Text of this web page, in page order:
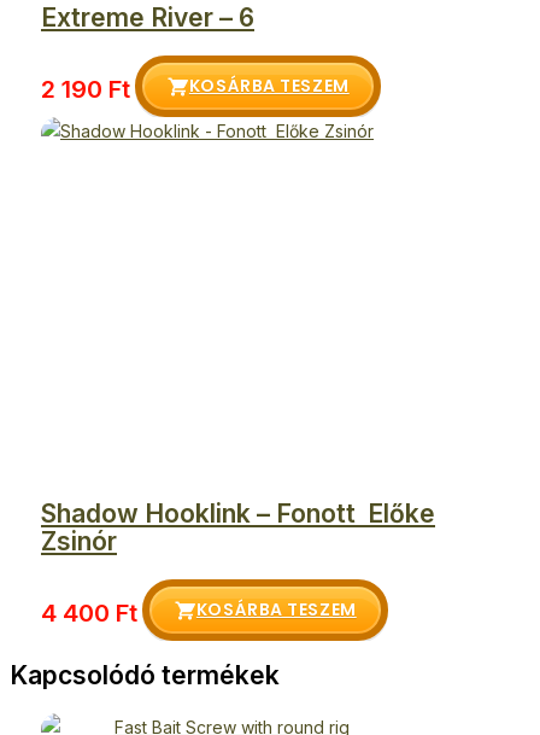
Extreme River – 6
2 190 Ft KOSÁRBA TESZEM
Shadow Hooklink – Fonott Előke
Zsinór
4 400 Ft KOSÁRBA TESZEM
Kapcsolódó termékek